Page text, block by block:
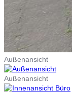
Außenansicht
Außenansicht